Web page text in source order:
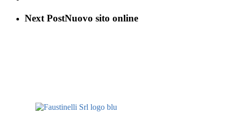
Next PostNuovo sito online